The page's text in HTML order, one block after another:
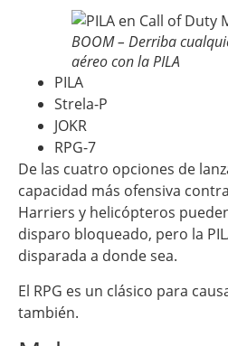
BOOM – Derriba
aéreo con la PILA
PILA
Strela-P
JOKR
RPG-7
De las cuatro opciones de
capacidad más ofensiva
Harriers y helicópteros
disparo bloqueado, pero la
disparada a donde sea.
El RPG es un clásico para
también.